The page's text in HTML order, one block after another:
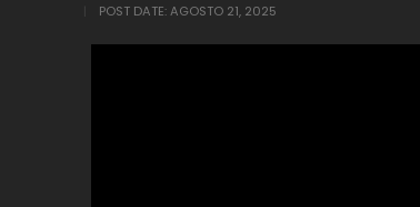
POST DATE:AGOSTO 21, 2025